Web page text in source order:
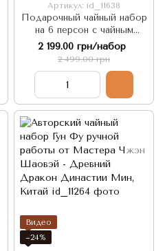
Артикул: id_11638
Подарочный чайный набор
на 6 персон с чайным
питомцем - Шесть
Знаменитых Чайных Гор,
2 199.00 грн/набор
2 499.00 грн
Видео
−24%